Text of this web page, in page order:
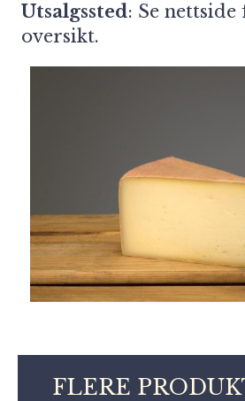
Utsalgssted: Se nettside
oversikt.
FLERE